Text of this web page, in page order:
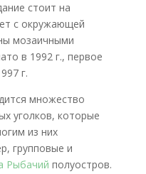
стоит на
с окружающей
мозаичными
в 1992 г., первое
г.
множество
уголков, которые
из них
групповые и
Рыбачий полуостров.